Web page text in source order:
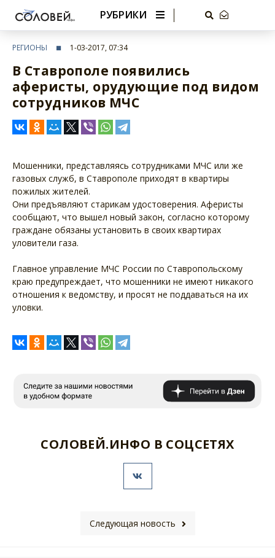
РУБРИКИ
РЕГИОНЫ 1-03-2017, 07:34
В Ставрополе появились
аферисты, орудующие под видом
сотрудников МЧС
Мошенники, представляясь сотрудниками МЧС или же
газовых служб, в Ставрополе приходят в квартиры
пожилых жителей.
Они предъявляют старикам удостоверения. Аферисты
сообщают, что вышел новый закон, согласно которому
граждане обязаны установить в своих квартирах
уловители газа.
Главное управление МЧС России по Ставропольскому
краю предупреждает, что мошенники не имеют никакого
отношения к ведомству, и просят не поддаваться на их
уловки.
СОЛОВЕЙ.ИНФО В СОЦСЕТЯХ
Следующая новость